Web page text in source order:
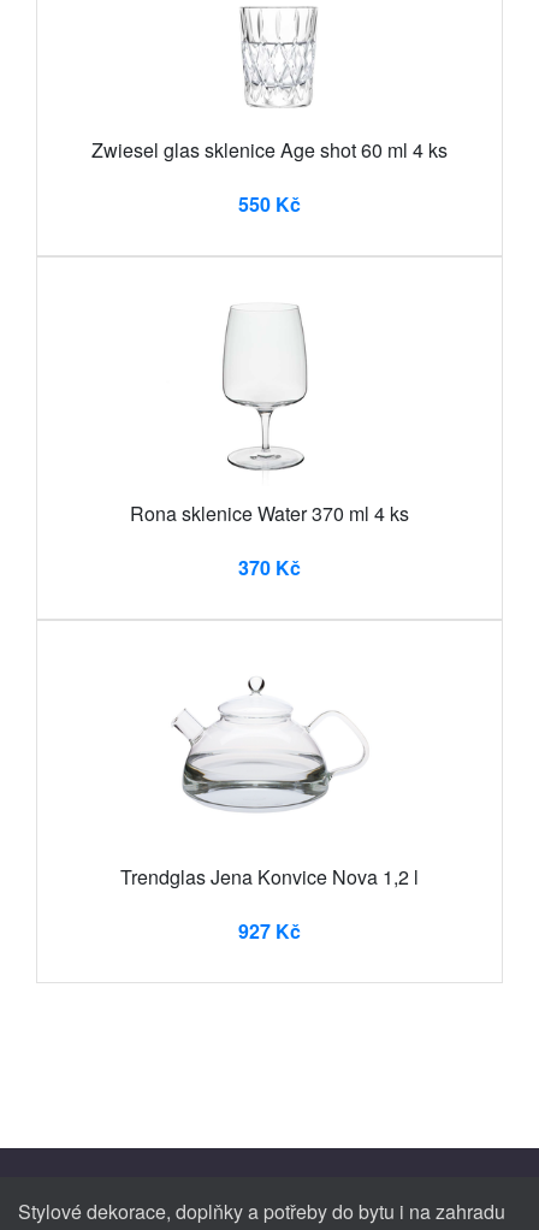
Zwiesel glas sklenice Age shot 60 ml 4 ks
550 Kč
Rona sklenice Water 370 ml 4 ks
370 Kč
Trendglas Jena Konvice Nova 1,2 l
927 Kč
Stylové dekorace, doplňky a potřeby do bytu i na zahradu